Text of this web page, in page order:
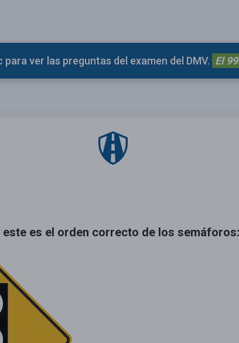
para ver las preguntas del examen del DMV. El
este es el orden correcto de los semáforos: